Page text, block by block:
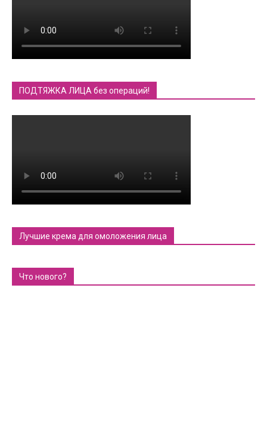
ПОДТЯЖКА ЛИЦА без операций!
Лучшие крема для омоложения лица
Что нового?